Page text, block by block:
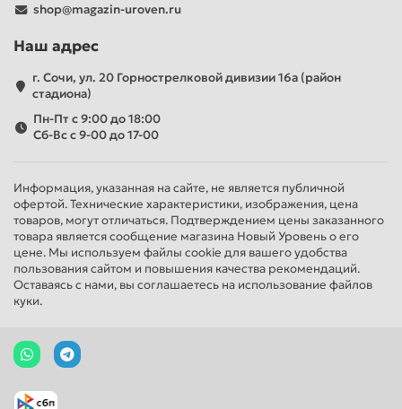
shop@magazin-uroven.ru
Наш адрес
г. Сочи, ул. 20 Горнострелковой дивизии 16а (район
стадиона)
Пн-Пт с 9:00 до 18:00
Сб-Вс с 9-00 до 17-00
Информация, указанная на сайте, не является публичной
офертой. Технические характеристики, изображения, цена
товаров, могут отличаться. Подтверждением цены заказанного
товара является сообщение магазина Новый Уровень о его
цене. Мы используем файлы cookie для вашего удобства
пользования сайтом и повышения качества рекомендаций.
Оставаясь с нами, вы соглашаетесь на использование файлов
куки.